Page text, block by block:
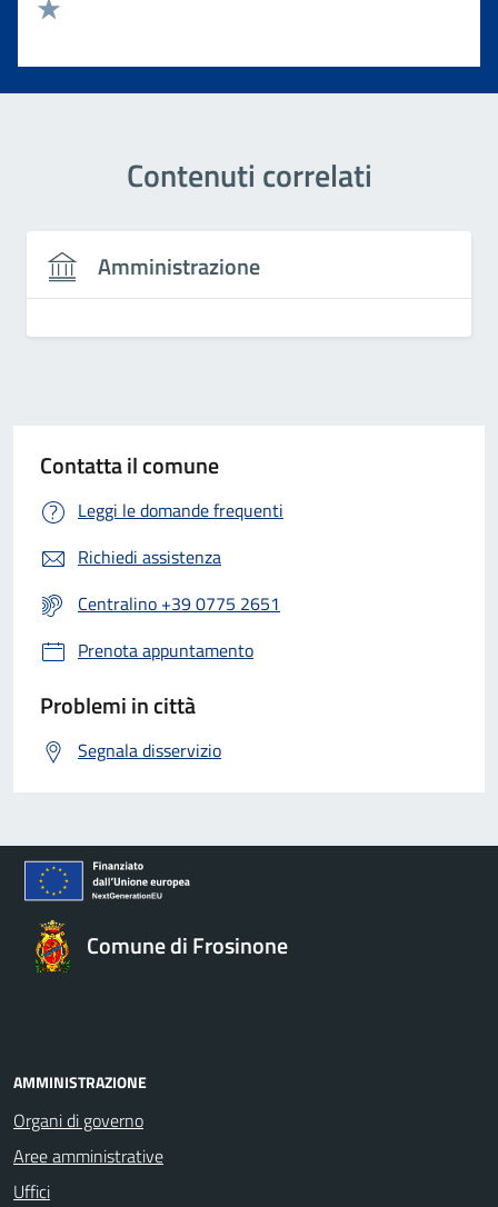
Valuta 2 stelle su 5
Contenuti correlati
Amministrazione
Contatta il comune
Leggi le domande frequenti
Richiedi assistenza
Centralino +39 0775 2651
Prenota appuntamento
Problemi in città
Segnala disservizio
Comune di Frosinone
AMMINISTRAZIONE
Organi di governo
Aree amministrative
Uffici